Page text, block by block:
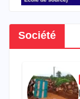
Société